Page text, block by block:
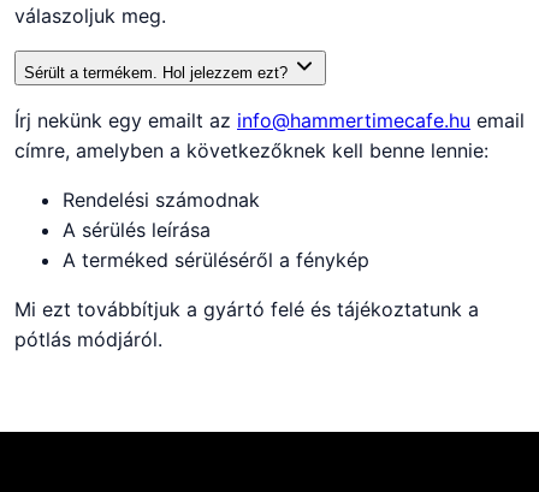
válaszoljuk meg.
Sérült a termékem. Hol jelezzem ezt?
Írj nekünk egy emailt az info@hammertimecafe.hu email
címre, amelyben a következőknek kell benne lennie:
Rendelési számodnak
A sérülés leírása
A terméked sérüléséről a fénykép
Mi ezt továbbítjuk a gyártó felé és tájékoztatunk a
pótlás módjáról.